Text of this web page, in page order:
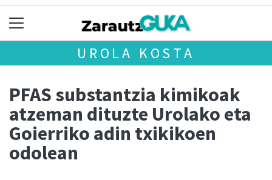
UROLA KOSTA
PFAS substantzia kimikoak
atzeman dituzte Urolako eta
Goierriko adin txikikoen
odolean